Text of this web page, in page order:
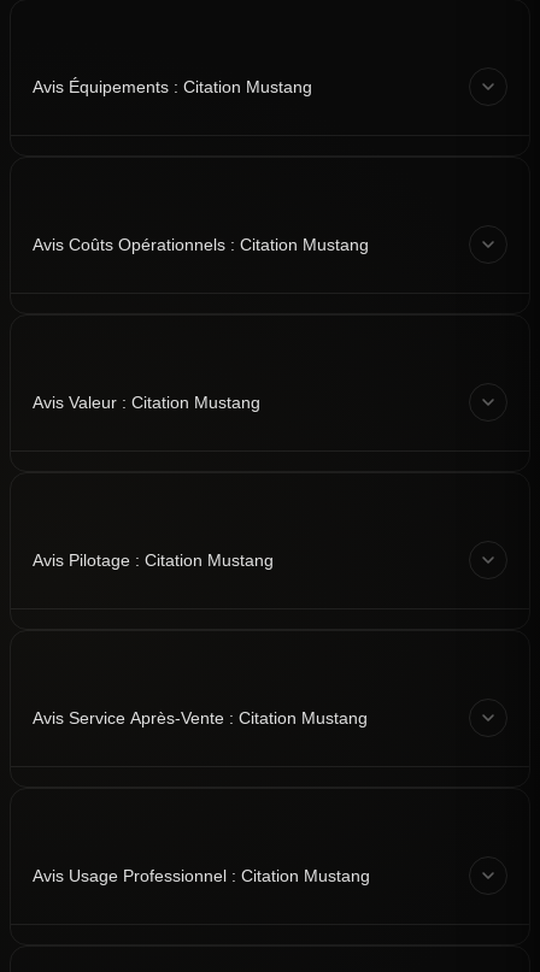
Avis Équipements : Citation Mustang
Avis Coûts Opérationnels : Citation Mustang
Avis Valeur : Citation Mustang
Avis Pilotage : Citation Mustang
Avis Service Après-Vente : Citation Mustang
Avis Usage Professionnel : Citation Mustang